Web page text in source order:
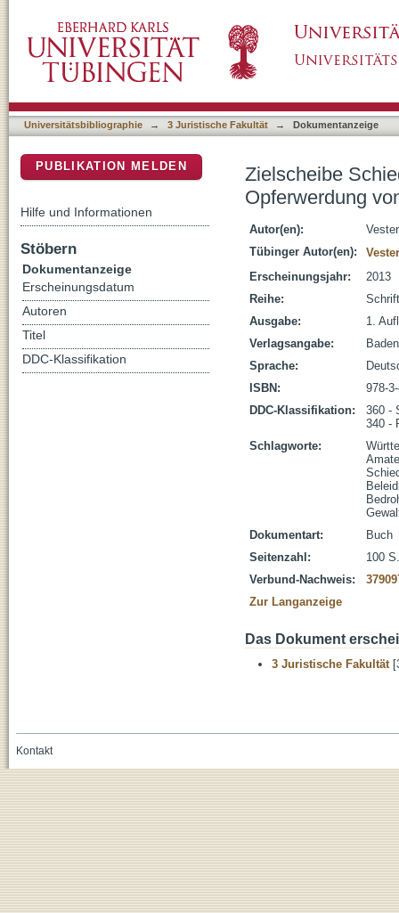
Amateurfußball
Universitätsbibliographie → 3 Juristische Fakultät → Dokumentanzeige
Zielscheibe
Opferwerdung
Autor(en):
Tübinger Autor(en):
Erscheinungsjahr:
2013
Reihe:
Ausgabe:
1.
Verlagsangabe:
Sprache:
ISBN:
978-
DDC-Klassifikation:
360 -
340 -
Schlagworte:
Dokumentart:
Buch
Seitenzahl:
100
Verbund-Nachweis:
Zur Langanzeige
Das Dokument
3 Juristische Fakultät
PUBLIKATION MELDEN
Hilfe und Informationen
Stöbern
Dokumentanzeige
Erscheinungsdatum
Autoren
Titel
DDC-Klassifikation
Kontakt